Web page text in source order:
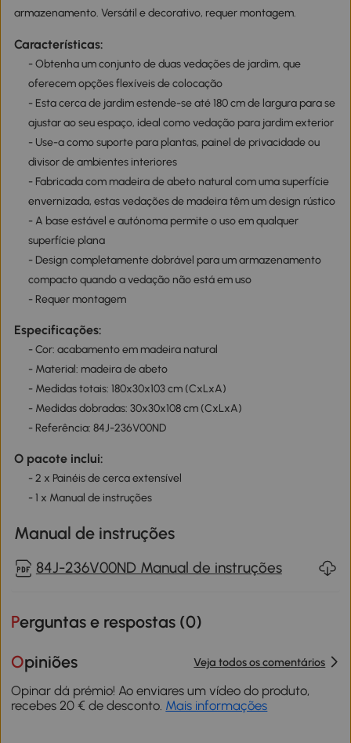
armazenamento. Versátil e decorativo, requer montagem.
Características:
- Obtenha um conjunto de duas vedações de jardim, que
oferecem opções flexíveis de colocação
- Esta cerca de jardim estende-se até 180 cm de largura para se
ajustar ao seu espaço, ideal como vedação para jardim exterior
- Use-a como suporte para plantas, painel de privacidade ou
divisor de ambientes interiores
- Fabricada com madeira de abeto natural com uma superfície
envernizada, estas vedações de madeira têm um design rústico
- A base estável e autónoma permite o uso em qualquer
superfície plana
- Design completamente dobrável para um armazenamento
compacto quando a vedação não está em uso
- Requer montagem
Especificações:
- Cor: acabamento em madeira natural
- Material: madeira de abeto
- Medidas totais: 180x30x103 cm (CxLxA)
- Medidas dobradas: 30x30x108 cm (CxLxA)
- Referência: 84J-236V00ND
O pacote inclui:
- 2 x Painéis de cerca extensível
- 1 x Manual de instruções
Manual de instruções
84J-236V00ND Manual de instruções
Perguntas e respostas (0)
Opiniões Veja todos os comentários
Opinar dá prémio! Ao enviares um vídeo do produto,
recebes 20 € de desconto. Mais informações